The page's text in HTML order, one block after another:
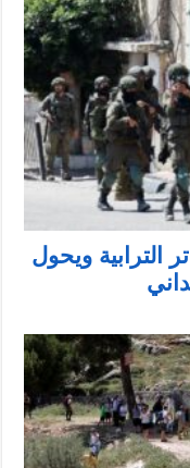
الترابية ويحول